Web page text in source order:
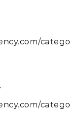
catego
catego